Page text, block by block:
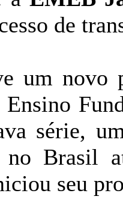
de
um novo
série,
no Brasil
seu